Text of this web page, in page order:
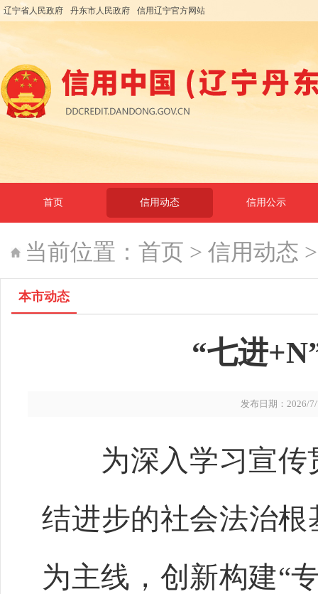
辽宁省人民政府 丹东市人民政府 信用辽宁官方网站
首页 信用动态 信用公示
当前位置： 首页 > 信用动态
本市动态
“七进
发布日期：2026/
为深入学习宣传
结进步的社会法治
为主线，创新构建“